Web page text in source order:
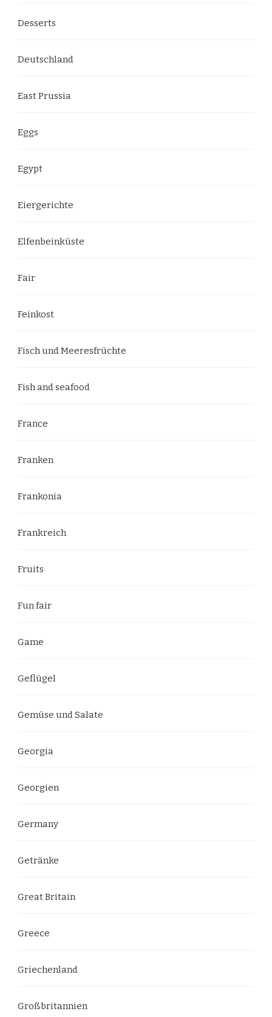
Desserts
Deutschland
East Prussia
Eggs
Egypt
Eiergerichte
Elfenbeinküste
Fair
Feinkost
Fisch und Meeresfrüchte
Fish and seafood
France
Franken
Frankonia
Frankreich
Fruits
Fun fair
Game
Geflügel
Gemüse und Salate
Georgia
Georgien
Germany
Getränke
Great Britain
Greece
Griechenland
Großbritannien